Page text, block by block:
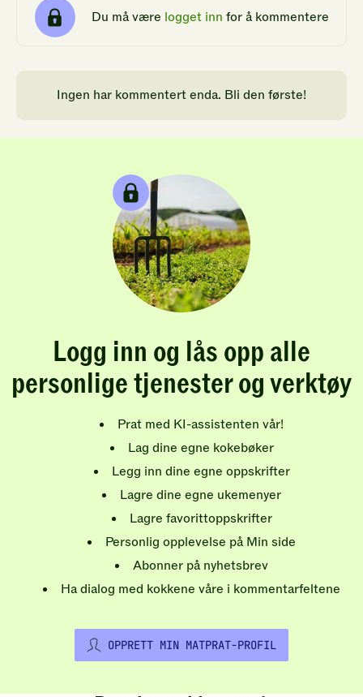
Du må være logget inn for å kommentere
Ingen har kommentert enda. Bli den første!
Logg inn og lås opp alle
personlige tjenester og verktøy
Prat med KI-assistenten vår!
Lag dine egne kokebøker
Legg inn dine egne oppskrifter
Lagre dine egne ukemenyer
Lagre favorittoppskrifter
Personlig opplevelse på Min side
Abonner på nyhetsbrev
Ha dialog med kokkene våre i kommentarfeltene
OPPRETT MIN MATPRAT-PROFIL